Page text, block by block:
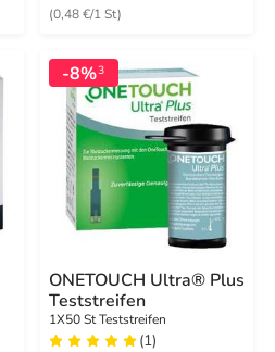
(0,48 €/1 St)
-8%3
ONETOUCH Ultra® Plus
Teststreifen
1X50 St Teststreifen
(1)